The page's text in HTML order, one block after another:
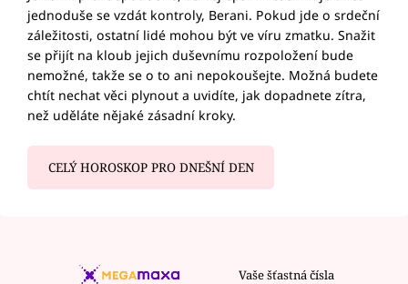
jednoduše se vzdát kontroly, Berani. Pokud jde o srdeční
záležitosti, ostatní lidé mohou být ve víru zmatku. Snažit
se přijít na kloub jejich duševnímu rozpoložení bude
nemožné, takže se o to ani nepokoušejte. Možná budete
chtít nechat věci plynout a uvidíte, jak dopadnete zítra,
než uděláte nějaké zásadní kroky.
CELÝ HOROSKOP PRO DNEŠNÍ DEN
Vaše šťastná čísla